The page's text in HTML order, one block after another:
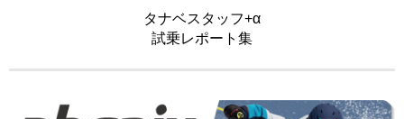
タナベスタッフ+α
試乗レポート集